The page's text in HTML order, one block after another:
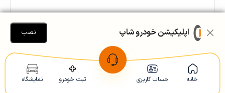
خانه حساب کاربری ثبت خودرو نمایشگاه
🎯 خدمات تخصصی فروش اقساطی خودروشاپ:
محصولات ایران خودرو ایران خودرو و سایپا
اپلیکیشن خودرو شاپ نصب